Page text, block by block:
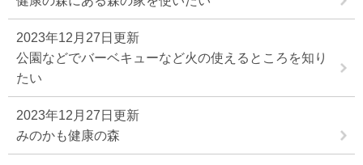
2023年12月27日更新
公園などでバーベキューなど火の使えるところを知り
たい
2023年12月27日更新
みのかも健康の森